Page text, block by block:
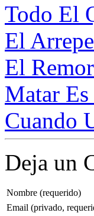
Todo El
El
El
Matar
Cuando
Deja un
Nombre (requerido)
Email (privado,